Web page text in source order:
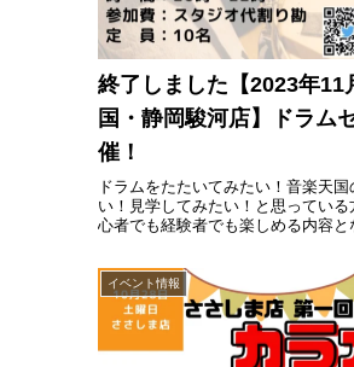
終了しました【2023年11
国・静岡駿河店】ドラム
催！
ドラムをたたいてみたい！音楽天
い！見学してみたい！と思ってい
心者でも経験者でも楽しめる内容と
イベント情報